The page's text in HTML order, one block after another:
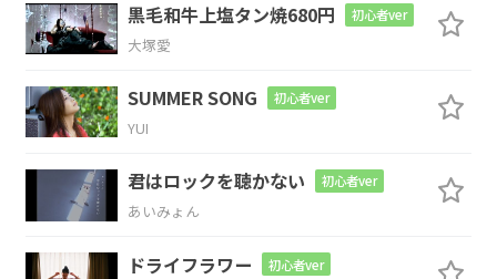
うたなんかをつくってみたんだよ
Cadd9 Em7
こっそりとわ らってた小さな
黒毛和牛上塩タン焼680円 初心者ver
大塚愛
SUMMER SONG 初心者ver
YUI
君はロックを聴かない 初心者ver
あいみょん
ドライフラワー 初心者ver